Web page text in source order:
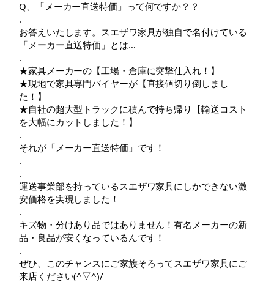
Q、「メーカー直送特価」って何ですか？？
.
お答えいたします。スエザワ家具が独自で名付けている
「メーカー直送特価」とは…
.
★家具メーカーの【工場・倉庫に突撃仕入れ！】
★現地で家具専門バイヤーが【直接値切り倒しまし
た！】
★自社の超大型トラックに積んで持ち帰り【輸送コスト
を大幅にカットしました！】
.
それが「メーカー直送特価」です！
.
.
運送事業部を持っているスエザワ家具にしかできない激
安価格を実現しました！
.
キズ物・分けあり品ではありません！有名メーカーの新
品・良品が安くなっているんです！
.
ぜひ、このチャンスにご家族そろってスエザワ家具にご
来店ください(^▽^)/